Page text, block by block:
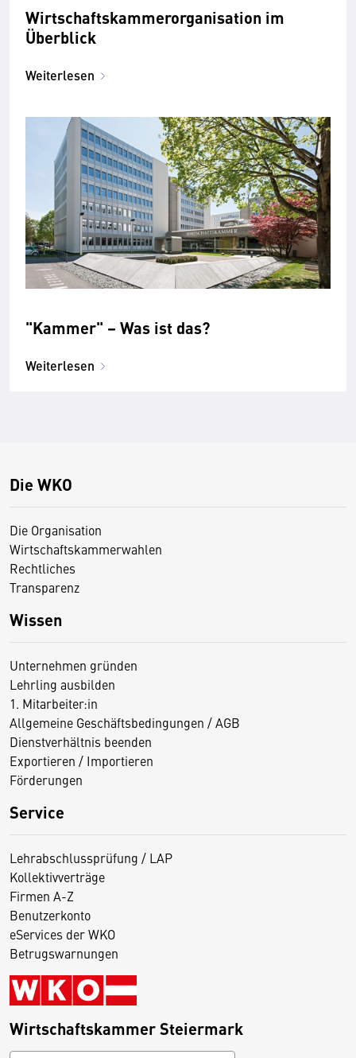
Wirtschaftskammerorganisation im
Überblick
Weiterlesen
"Kammer" – Was ist das?
Weiterlesen
Die WKO
Die Organisation
Wirtschaftskammerwahlen
Rechtliches
Transparenz
Wissen
Unternehmen gründen
Lehrling ausbilden
1. Mitarbeiter:in
Allgemeine Geschäftsbedingungen / AGB
Dienstverhältnis beenden
Exportieren / Importieren
Förderungen
Service
Lehrabschlussprüfung / LAP
Kollektivverträge
Firmen A-Z
Benutzerkonto
eServices der WKO
Betrugswarnungen
Wirtschaftskammer Steiermark